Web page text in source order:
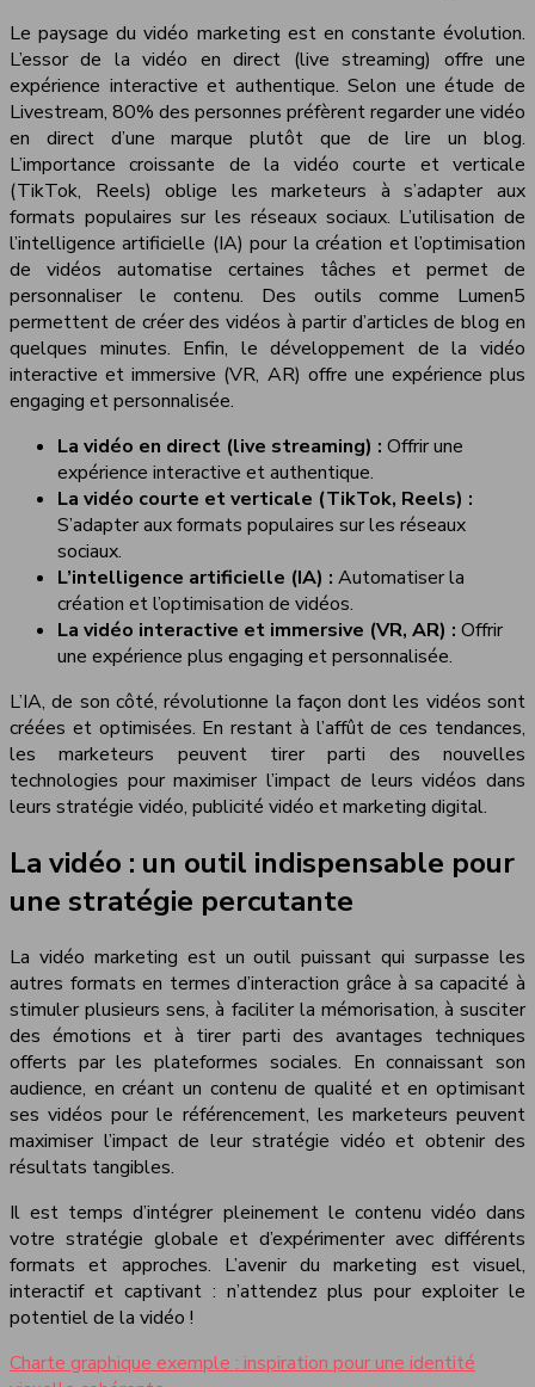
Le paysage du vidéo marketing est en constante évolution.
L’essor de la vidéo en direct (live streaming) offre une
expérience interactive et authentique. Selon une étude de
Livestream, 80% des personnes préfèrent regarder une vidéo
en direct d’une marque plutôt que de lire un blog.
L’importance croissante de la vidéo courte et verticale
(TikTok, Reels) oblige les marketeurs à s’adapter aux
formats populaires sur les réseaux sociaux. L’utilisation de
l’intelligence artificielle (IA) pour la création et l’optimisation
de vidéos automatise certaines tâches et permet de
personnaliser le contenu. Des outils comme Lumen5
permettent de créer des vidéos à partir d’articles de blog en
quelques minutes. Enfin, le développement de la vidéo
interactive et immersive (VR, AR) offre une expérience plus
engaging et personnalisée.
La vidéo en direct (live streaming) : Offrir une
expérience interactive et authentique.
La vidéo courte et verticale (TikTok, Reels) :
S’adapter aux formats populaires sur les réseaux
sociaux.
L’intelligence artificielle (IA) : Automatiser la
création et l’optimisation de vidéos.
La vidéo interactive et immersive (VR, AR) : Offrir
une expérience plus engaging et personnalisée.
L’IA, de son côté, révolutionne la façon dont les vidéos sont
créées et optimisées. En restant à l’affût de ces tendances,
les marketeurs peuvent tirer parti des nouvelles
technologies pour maximiser l’impact de leurs vidéos dans
leurs stratégie vidéo, publicité vidéo et marketing digital.
La vidéo : un outil indispensable pour
une stratégie percutante
La vidéo marketing est un outil puissant qui surpasse les
autres formats en termes d’interaction grâce à sa capacité à
stimuler plusieurs sens, à faciliter la mémorisation, à susciter
des émotions et à tirer parti des avantages techniques
offerts par les plateformes sociales. En connaissant son
audience, en créant un contenu de qualité et en optimisant
ses vidéos pour le référencement, les marketeurs peuvent
maximiser l’impact de leur stratégie vidéo et obtenir des
résultats tangibles.
Il est temps d’intégrer pleinement le contenu vidéo dans
votre stratégie globale et d’expérimenter avec différents
formats et approches. L’avenir du marketing est visuel,
interactif et captivant : n’attendez plus pour exploiter le
potentiel de la vidéo !
Charte graphique exemple : inspiration pour une identité